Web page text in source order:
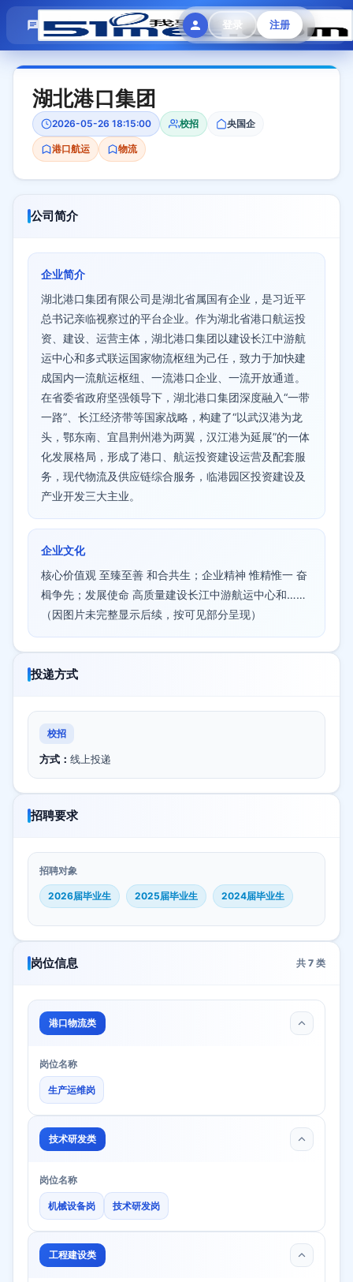
登录 注册
模拟面试 题目大全 招聘中心 会员专区
湖北港口集团
2026-05-26 18:15:00 校招 央国企
港口航运 物流
公司简介
企业简介
湖北港口集团有限公司是湖北省属国有企业，是习近平
总书记亲临视察过的平台企业。作为湖北省港口航运投
资、建设、运营主体，湖北港口集团以建设长江中游航
运中心和多式联运国家物流枢纽为己任，致力于加快建
成国内一流航运枢纽、一流港口企业、一流开放通道。
在省委省政府坚强领导下，湖北港口集团深度融入“一带
一路”、长江经济带等国家战略，构建了“以武汉港为龙
头，鄂东南、宜昌荆州港为两翼，汉江港为延展”的一体
化发展格局，形成了港口、航运投资建设运营及配套服
务，现代物流及供应链综合服务，临港园区投资建设及
产业开发三大主业。
企业文化
核心价值观 至臻至善 和合共生；企业精神 惟精惟一 奋
楫争先；发展使命 高质量建设长江中游航运中心和……
（因图片未完整显示后续，按可见部分呈现）
投递方式
校招
方式： 线上投递
招聘要求
招聘对象
2026届毕业生 2025届毕业生 2024届毕业生
岗位信息 共 7 类
港口物流类
岗位名称
生产运维岗
技术研发类
岗位名称
机械设备岗 技术研发岗
工程建设类